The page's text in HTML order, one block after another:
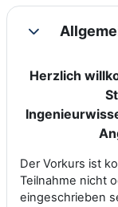
Einklappen
Herzlich
Der Vorkurs ist
Teilnahme nicht
eingeschrieben